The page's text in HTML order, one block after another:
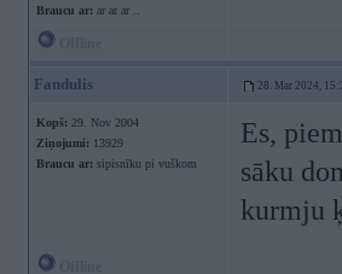
Braucu ar: ar ar ar ..
Fandulis 28. Mar 2024,
Kopš: 29. Nov 2004
Ziņojumi: 13929
Braucu ar: sipisnīku pi vuškom
Es,
sāku
kurmju